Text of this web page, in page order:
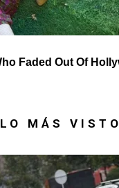
LO MÁS VISTO